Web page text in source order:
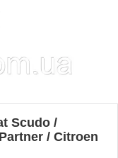
Scudo /
/ Citroen